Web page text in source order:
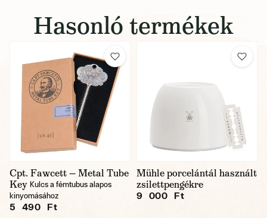
Hasonló termékek
Cpt. Fawcett — Metal Tube
Key Kulcs a fémtubus alapos
kinyomásához
5 490 Ft
Mühle porcelántál használt
zsilettpengékre
9 000 Ft